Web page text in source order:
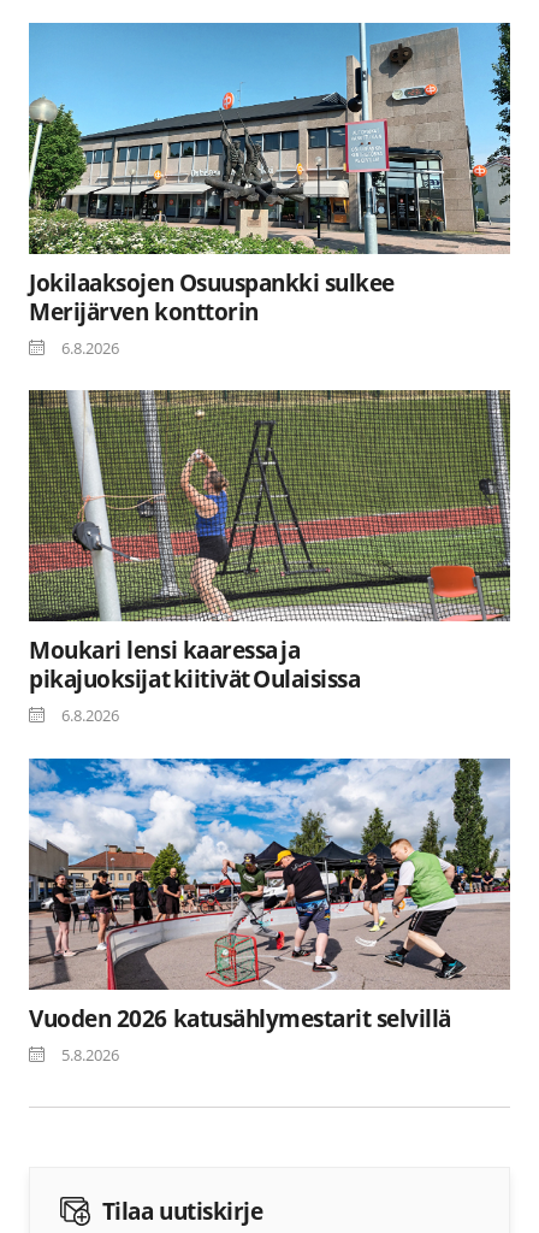
Jokilaaksojen Osuuspankki sulkee
Merijärven konttorin
6.8.2026
Moukari lensi kaaressa ja
pikajuoksijat kiitivät Oulaisissa
6.8.2026
Vuoden 2026 katusählymestarit selvillä
5.8.2026
Tilaa uutiskirje